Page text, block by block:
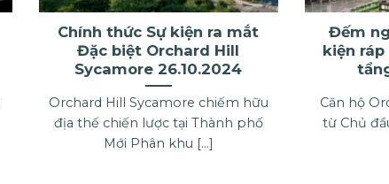
Chính thức Sự kiện ra mắt
Đặc biệt Orchard Hill
Sycamore 26.10.2024
Orchard Hill Sycamore chiếm hữu
địa thế chiến lược tại Thành phố
Mới Phân khu [...]
Đếm
kiện
Căn hộ
từ Chủ